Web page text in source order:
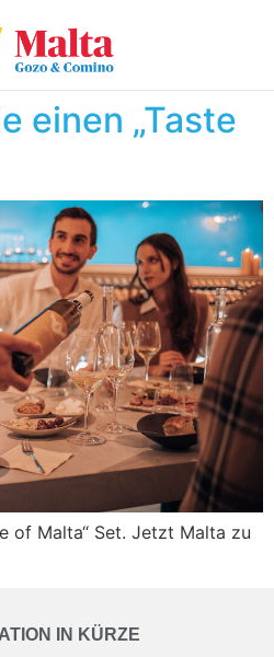
einen „Taste
of Malta“ Set. Jetzt Malta zu
IN KÜRZE